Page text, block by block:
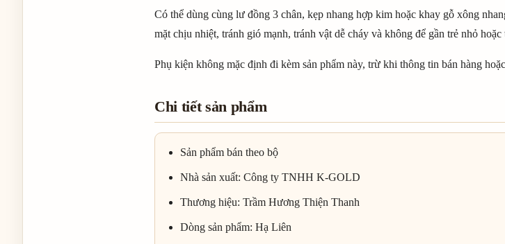
Có thể dùng cùng lư đồng 3 chân, kẹp nhang hợp kim hoặc khay gỗ xông
mặt chịu nhiệt, tránh gió mạnh, tránh vật dễ cháy và không để gần trẻ nhỏ hoặc
Phụ kiện không mặc định đi kèm sản phẩm này, trừ khi thông tin bán hàng
Chi tiết sản phẩm
Sản phẩm bán theo bộ
Nhà sản xuất: Công ty TNHH K-GOLD
Thương hiệu: Trầm Hương Thiện Thanh
Dòng sản phẩm: Hạ Liên